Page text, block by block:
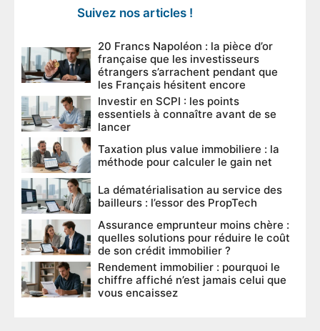
Suivez nos articles !
20 Francs Napoléon : la pièce d’or
française que les investisseurs
étrangers s’arrachent pendant que
les Français hésitent encore
Investir en SCPI : les points
essentiels à connaître avant de se
lancer
Taxation plus value immobiliere : la
méthode pour calculer le gain net
La dématérialisation au service des
bailleurs : l’essor des PropTech
Assurance emprunteur moins chère :
quelles solutions pour réduire le coût
de son crédit immobilier ?
Rendement immobilier : pourquoi le
chiffre affiché n’est jamais celui que
vous encaissez